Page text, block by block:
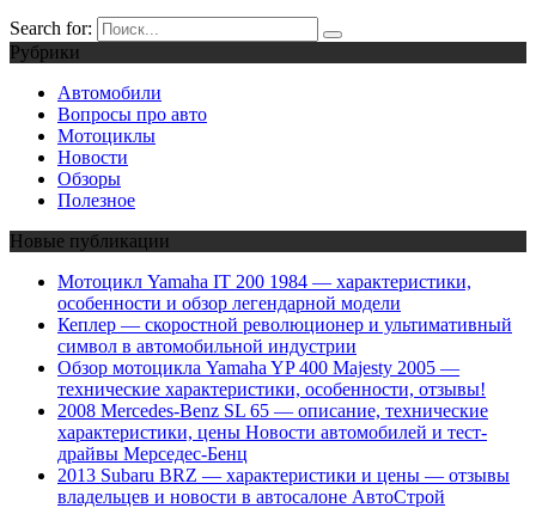
Search for:
Рубрики
Автомобили
Вопросы про авто
Мотоциклы
Новости
Обзоры
Полезное
Новые публикации
Мотоцикл Yamaha IT 200 1984 — характеристики,
особенности и обзор легендарной модели
Кеплер — скоростной революционер и ультимативный
символ в автомобильной индустрии
Обзор мотоцикла Yamaha YP 400 Majesty 2005 —
технические характеристики, особенности, отзывы!
2008 Mercedes-Benz SL 65 — описание, технические
характеристики, цены Новости автомобилей и тест-
драйвы Мерседес-Бенц
2013 Subaru BRZ — характеристики и цены — отзывы
владельцев и новости в автосалоне АвтоСтрой